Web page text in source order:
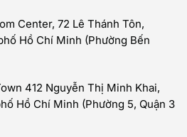
Center, 72 Lê Thánh Tôn,
Hồ Chí Minh (Phường Bến
412 Nguyễn Thị Minh Khai,
Hồ Chí Minh (Phường 5, Quận 3